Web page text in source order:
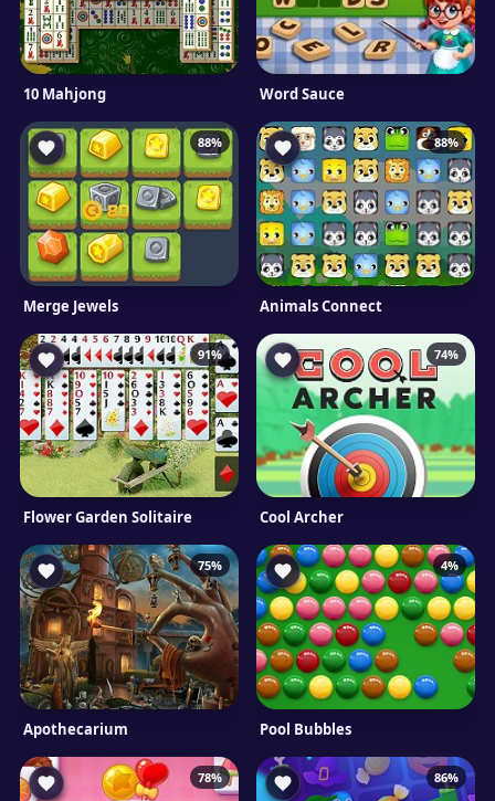
10 Mahjong Word Sauce
88%
Merge Jewels
88%
Animals Connect
91%
Flower Garden Solitaire
74%
Cool Archer
75%
Apothecarium
4%
Pool Bubbles
78% 86%